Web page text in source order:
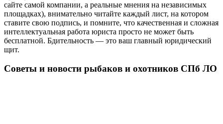
сайте самой компании, а реальные мнения на независимых
площадках), внимательно читайте каждый лист, на котором
ставите свою подпись, и помните, что качественная и сложная
интеллектуальная работа юриста просто не может быть
бесплатной. Бдительность — это ваш главный юридический
щит.
Советы и новости рыбаков и охотников СПб ЛО